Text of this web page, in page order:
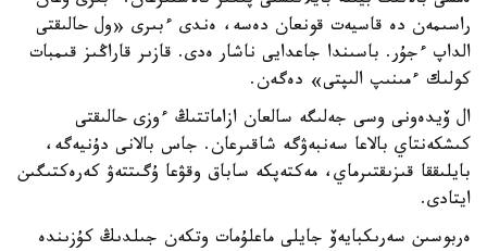
راسىمەن دە قاسيەت قونعان دەسە، ەندى ءبىرى «ول حالىقتى
الداپ ءجۇر. باسىندا جاعدايى ناشار ەدى. قازىر قاراڭىز قىمبات
كولىك ءمىنىپ الىپتى» دەگەن.
ال ۆيدەونى وسى جەلىگە سالعان ازاماتتىڭ ءوزى حالىقتى
كىشكەنتاي بالاعا سەنبەۋگە شاقىرعان. جاس بالانى دۇنيەگە،
بايلىققا قىزىقتىرماي، مەكتەپكە ساباق وقۋعا ۇگىتتەۋ كەرەكتىگىن
ايتادى.
ەربوسىن سەرىكبايەۆ جايلى ماعلۇمات وتكەن جىلدىڭ كۇزىندە